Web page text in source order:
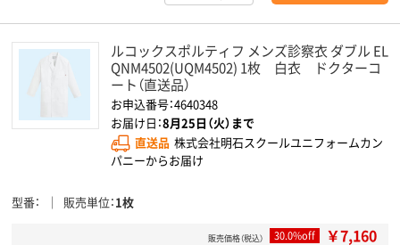
ルコックスポルティフ メンズ診察衣 ダブル EL
QNM4502(UQM4502) 1枚 白衣 ドクターコ
ート（直送品）
お申込番号：4640348
お届け日：8月25日（火）まで
直送品 株式会社明石スクールユニフォームカン
パニーからお届け
型番 販売単位 1枚
販売価格（税込） 30.0%off ￥7,160